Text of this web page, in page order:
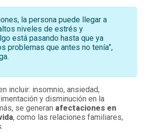
la persona puede llegar a
niveles de estrés y
está pasando hasta que ya
problemas que antes no tenía”,
incluir: insomnio, ansiedad,
y disminución en la
se generan afectaciones en
, como las relaciones familiares,